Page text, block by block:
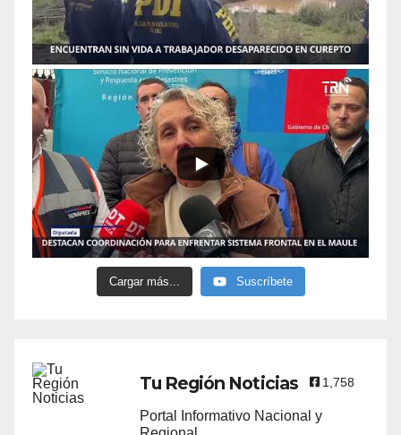
Cargar más... Suscríbete
Tu Región Noticias 1,758
Portal Informativo Nacional y